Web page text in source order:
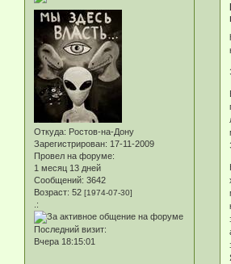
Откуда: Ростов-на-Дону
Зарегистрирован: 17-11-2009
Провел на форуме:
1 месяц 13 дней
Сообщений: 3642
Возраст: 52 [1974-07-30]
.:
Последний визит:
Вчера 18:15:01